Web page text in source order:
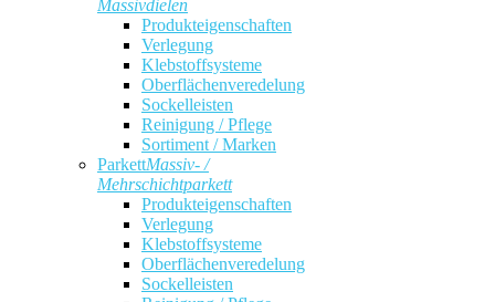
Massivdielen
Produkteigenschaften
Verlegung
Klebstoffsysteme
Oberflächenveredelung
Sockelleisten
Reinigung / Pflege
Sortiment / Marken
ParkettMassiv- /
Mehrschichtparkett
Produkteigenschaften
Verlegung
Klebstoffsysteme
Oberflächenveredelung
Sockelleisten